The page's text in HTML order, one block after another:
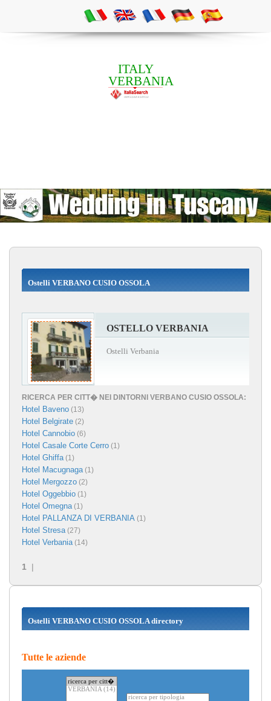
ITALY
VERBANIA
Ostelli VERBANO CUSIO OSSOLA
OSTELLO VERBANIA
Ostelli Verbania
RICERCA PER CITT� NEI DINTORNI VERBANO CUSIO OSSOLA:
Hotel Baveno (13)
Hotel Belgirate (2)
Hotel Cannobio (6)
Hotel Casale Corte Cerro (1)
Hotel Ghiffa(1)
Hotel Macugnaga(1)
Hotel Mergozzo (2)
Hotel Oggebbio (1)
Hotel Omegna(1)
Hotel PALLANZA DI VERBANIA (1)
Hotel Stresa(27)
Hotel Verbania(14)
1 |
Ostelli VERBANO CUSIO OSSOLA directory
Tutte le aziende